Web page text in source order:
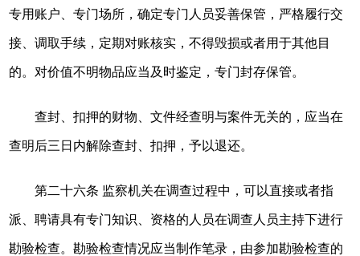
专用账户、专门场所，确定专门人员妥善保管，严格履行交
接、调取手续，定期对账核实，不得毁损或者用于其他目
的。对价值不明物品应当及时鉴定，专门封存保管。
查封、扣押的财物、文件经查明与案件无关的，应当在
查明后三日内解除查封、扣押，予以退还。
第二十六条 监察机关在调查过程中，可以直接或者指
派、聘请具有专门知识、资格的人员在调查人员主持下进行
勘验检查。勘验检查情况应当制作笔录，由参加勘验检查的